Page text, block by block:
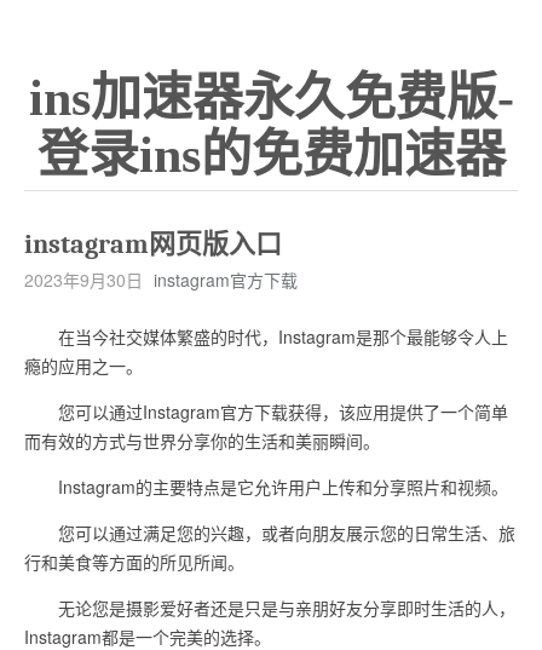
ins加速器永久免费版-
登录ins的免费加速器
instagram网页版入口
2023年9月30日 instagram官方下载
在当今社交媒体繁盛的时代，Instagram是那个最能够令人上
瘾的应用之一。
您可以通过Instagram官方下载获得，该应用提供了一个简单
而有效的方式与世界分享你的生活和美丽瞬间。
Instagram的主要特点是它允许用户上传和分享照片和视频。
您可以通过满足您的兴趣，或者向朋友展示您的日常生活、旅
行和美食等方面的所见所闻。
无论您是摄影爱好者还是只是与亲朋好友分享即时生活的人，
Instagram都是一个完美的选择。